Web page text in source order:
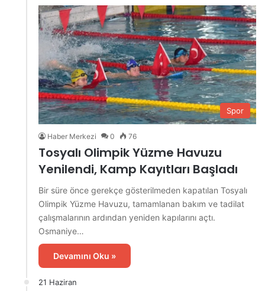
Spor
Haber Merkezi 0 76
Tosyalı Olimpik Yüzme Havuzu
Yenilendi, Kamp Kayıtları Başladı
Bir süre önce gerekçe gösterilmeden kapatılan Tosyalı
Olimpik Yüzme Havuzu, tamamlanan bakım ve tadilat
çalışmalarının ardından yeniden kapılarını açtı.
Osmaniye…
Devamını Oku »
21 Haziran